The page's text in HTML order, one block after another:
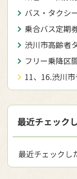
バス・タクシ
乗合バス定期
渋川市高齢者
フリー乗降区
11、16.渋川市
最近チェック
最近チェックし